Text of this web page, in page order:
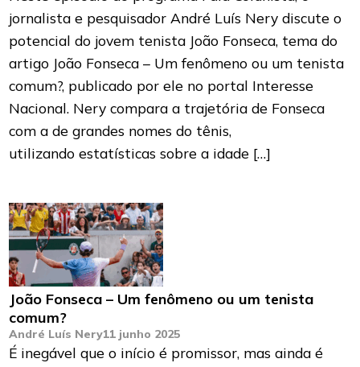
jornalista e pesquisador André Luís Nery discute o
potencial do jovem tenista João Fonseca, tema do
artigo João Fonseca – Um fenômeno ou um tenista
comum?, publicado por ele no portal Interesse
Nacional. Nery compara a trajetória de Fonseca
com a de grandes nomes do tênis,
utilizando estatísticas sobre a idade […]
João Fonseca – Um fenômeno ou um tenista
comum?
André Luís Nery11 junho 2025
É inegável que o início é promissor, mas ainda é